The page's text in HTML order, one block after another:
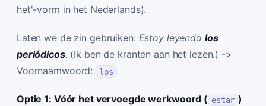
het'-vorm in het Nederlands).
Laten we de zin gebruiken: Estoy leyendo los
periódicos. (Ik ben de kranten aan het lezen.) ->
Voornaamwoord: los
Optie 1: Vóór het vervoegde werkwoord ( estar )